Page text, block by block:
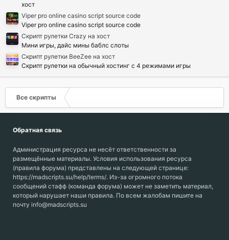
хост
Viper pro online casino script source code
Viper pro online casino script source code
Скрипт рулетки Crazy на хост
Мини игры, дайс мины баблс слоты
Скрипт рулетки BeeZee на хост
Скрипт рулетки на обычный хостинг с 4 режимами игры
Все скрипты
Обратная связь
Администрация ресурса не несёт ответственности за
размещённые материалы. Условия использования ресурса
(правила форума) представлены на следующей странице:
https://madscripts.su/help/terms/. Из-за огромного потока
сообщений стафф (команда форума) может не заметить материал,
который нарушает наши правила. По всем жалобам пишите на
почту info@madscripts.su